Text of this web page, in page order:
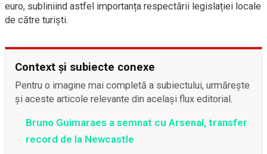
euro, subliniind astfel importanța respectării legislației locale
de către turiști.
Context și subiecte conexe
Pentru o imagine mai completă a subiectului, urmărește
și aceste articole relevante din același flux editorial.
Bruno Guimaraes a semnat cu Arsenal, transfer
record de la Newcastle